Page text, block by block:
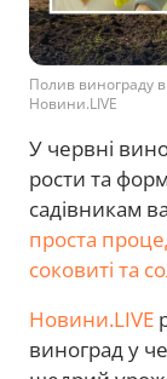
Полив винограду
Новини.LIVE
У червні
рости та
садівникам
проста
соковиті та
Новини.LIVE
виноград у